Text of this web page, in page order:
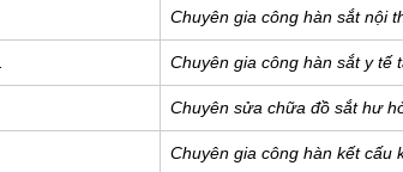
Chuyên gia công hàn sắt nội
Chuyên gia công hàn sắt y tế
Chuyên sửa chữa đồ sắt hư
Chuyên gia công hàn kết cấu